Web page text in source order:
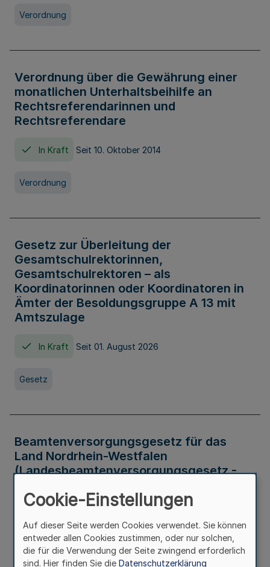
Verordnung
Verordnung über die Gewährung einer
monatlichen Unterhaltsbeihilfe an
Rechtsreferendarinnen und
Rechtsreferendare
In Kraft Seit 10. Oktober 2014
Verordnung
Gesetz zur Überleitung der
Gesamtschulrektorinnen,
Gesamtschulrektoren – als
Koordinatorinnen oder Koordinatoren in
Ämter der Besoldungsgruppe A 13 mit
Amtszulage
In Kraft Seit 01. August 2026
Gesetz
Beamtenversorgungsgesetz für das
Land Nordrhein-Westfalen
(Landesbeamtenversorgungsgesetz -
Gesetz
Cookie-Einstellungen
Auf dieser Seite werden Cookies verwendet. Sie können
entweder allen Cookies zustimmen, oder nur solchen,
die für die Verwendung der Seite zwingend erforderlich
sind. Hier finden Sie die Datenschutzerklärung